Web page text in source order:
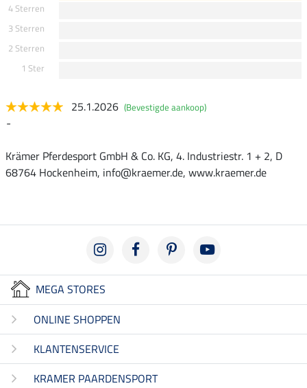
4 Sterren
3 Sterren
2 Sterren
1 Ster
25.1.2026 (Bevestigde aankoop)
-
Krämer Pferdesport GmbH & Co. KG, 4. Industriestr. 1 + 2, D
68764 Hockenheim, info@kraemer.de, www.kraemer.de
MEGA STORES
ONLINE SHOPPEN
KLANTENSERVICE
KRAMER PAARDENSPORT